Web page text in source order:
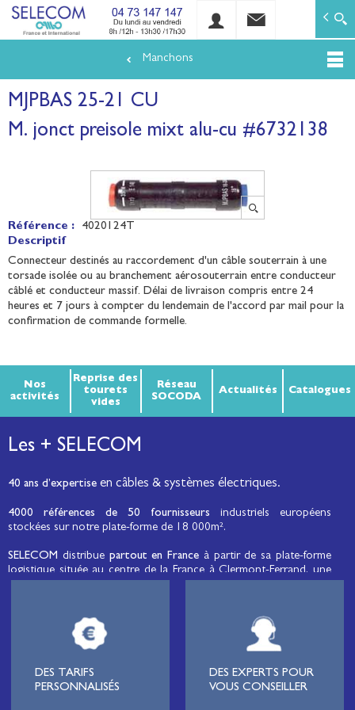
au
contenu
SELECOM
Matériels de réseaux électriques basse tension et
Manchons
MJPBAS 25-21 CU
M. jonct preisole mixt alu-cu #6732138
Référence :
4020124T
Descriptif
Connecteur destinés au raccordement d'un câble souterrain à une
torsade isolée ou au branchement aérosouterrain entre conducteur
câblé et conducteur massif. Délai de livraison compris entre 24
heures et 7 jours à compter du lendemain de l'accord par mail pour la
confirmation de commande formelle.
Nos
activités
Reprise des
tourets
vides
Réseau
SOCODA
Actualités Catalogues
Les + SELECOM
40 ans d’expertise en câbles & systèmes électriques.
4000 références de 50 fournisseurs industriels européens
stockées sur notre plate-forme de 18 000m².
SELECOM distribue partout en France à partir de sa plate-forme
logistique située au centre de la France à Clermont-Ferrand, une
, de matériel
d’éclairage public et d'éco-mobilité destinée aux professionnels de
Lignard, monteur de réseaux électriques, installateur électrique,
tableautier, collectivité, municipalité, exploitation agricole,
DES TARIFS
PERSONNALISÉS
DES EXPERTS POUR
VOUS CONSEILLER